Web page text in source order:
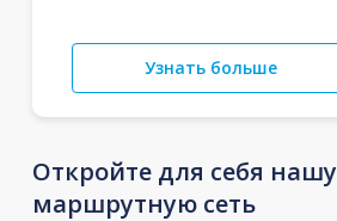
Узнать больше
Откройте для себя нашу
маршрутную сеть